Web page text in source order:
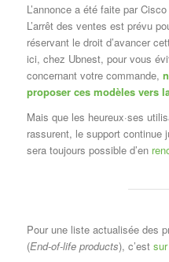
L’annonce a été faite par
L’arrêt des ventes est prévu
réservant le droit d’avancer
ici, chez Ubnest, pour vous
concernant votre commande,
proposer ces modèles vers
Mais que les heureux·ses
rassurent, le support continue
sera toujours possible d’en
Pour une liste actualisée des
(End-of-life products), c’est